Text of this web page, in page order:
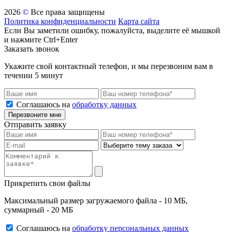
2026 © Все права защищены
Политика конфиденциальности Карта сайта
Если Вы заметили ошибку, пожалуйста, выделите её мышкой
и нажмите Ctrl+Enter
Заказать звонок
Укажите свой контактный телефон, и мы перезвоним вам в
течении 5 минут
Соглашаюсь на обработку данных
Перезвоните мне
Отправить заявку
Прикрепить свои файлы
Максимальный размер загружаемого файла - 10 МБ,
суммарный - 20 МБ
Соглашаюсь на обработку персональных данных